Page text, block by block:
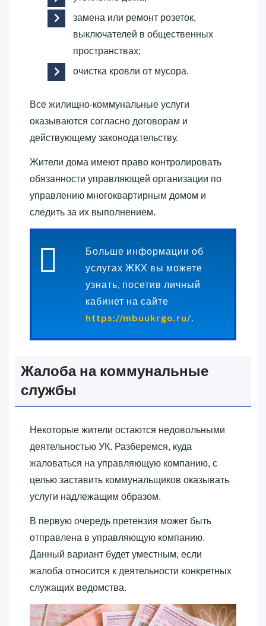
замена или ремонт розеток,
выключателей в общественных
пространствах;
очистка кровли от мусора.
Все жилищно-коммунальные услуги
оказываются согласно договорам и
действующему законодательству.
Жители дома имеют право контролировать
обязанности управляющей организации по
управлению многоквартирным домом и
следить за их выполнением.
Больше информации об
услугах ЖКХ вы можете
узнать, посетив личный
кабинет на сайте
https://mbuukrgo.ru/.
Жалоба на коммунальные
службы
Некоторые жители остаются недовольными
деятельностью УК. Разберемся, куда
жаловаться на управляющую компанию, с
целью заставить коммунальщиков оказывать
услуги надлежащим образом.
В первую очередь претензия может быть
отправлена в управляющую компанию.
Данный вариант будет уместным, если
жалоба относится к деятельности конкретных
служащих ведомства.